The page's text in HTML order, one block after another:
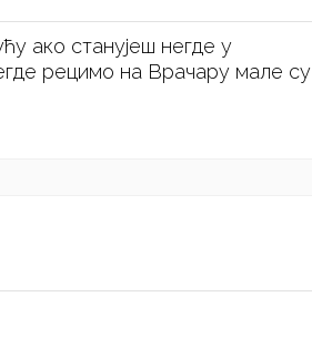
ако станујеш негде у
рецимо на Врачару мале су